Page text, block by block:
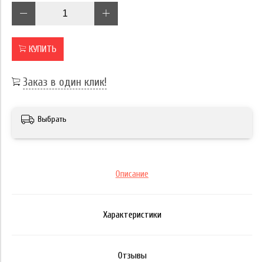
КУПИТЬ
Заказ в один клик!
Выбрать
Описание
Характеристики
Отзывы